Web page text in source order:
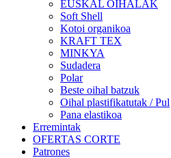
EUSKAL OIHALAK
Soft Shell
Kotoi organikoa
KRAFT TEX
MINKYA
Sudadera
Polar
Beste oihal batzuk
Oihal plastifikatutak / Pul
Pana elastikoa
Erremintak
OFERTAS CORTE
Patrones